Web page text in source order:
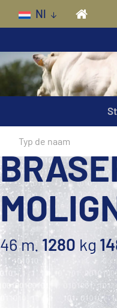
Skip to main content
Nl
46 m. 1280 kg